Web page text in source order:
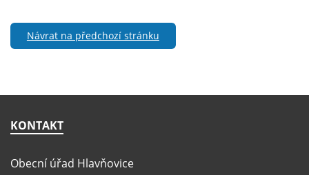
Návrat na předchozí stránku
KONTAKT
Obecní úřad Hlavňovice